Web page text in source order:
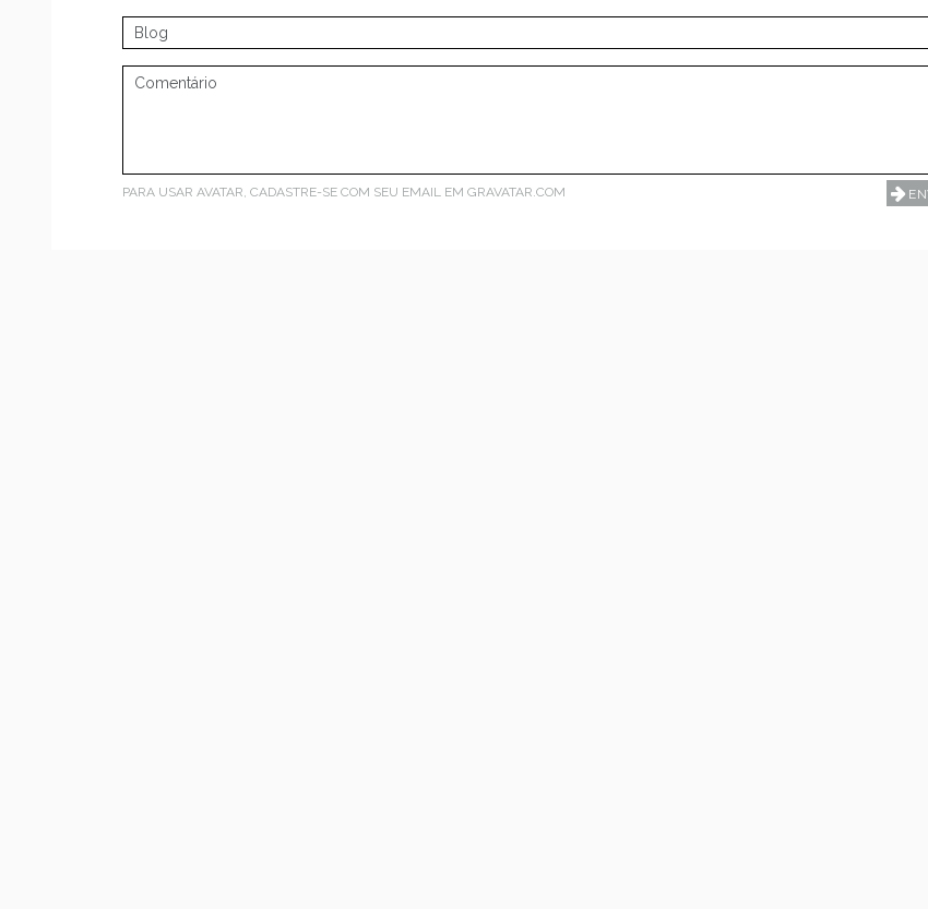
PARA USAR AVATAR, CADASTRE-SE COM SEU EMAIL EM GRAVATAR.COM